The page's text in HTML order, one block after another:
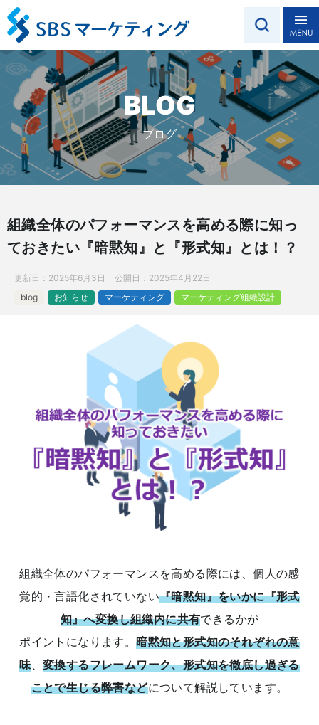
BLOG
ブログ
組織全体のパフォーマンスを高める際に知っ
ておきたい『暗黙知』と『形式知』とは！？
更新日： 2025年6月3日 公開日： 2025年4月22日
blog
お知らせ マーケティング マーケティング組織設計
組織全体のパフォーマンスを高める際には、個人の感
覚的・言語化されていない『暗黙知』をいかに『形式
知』へ変換し組織内に共有できるかが
ポイントになります。暗黙知と形式知のそれぞれの意
味、 変換するフレームワーク、形式知を徹底し過ぎる
ことで生じる弊害などについて解説しています。